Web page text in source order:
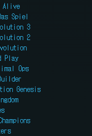
Alive
Spiel
3
2
Play
Ops
Genesis